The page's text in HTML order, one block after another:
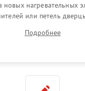
новых нагревательных
или петель
восстановление
Подробнее